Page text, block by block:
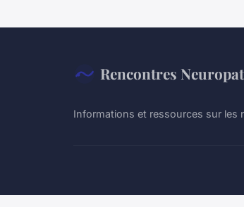
Rencontres
Informations et ressources sur les